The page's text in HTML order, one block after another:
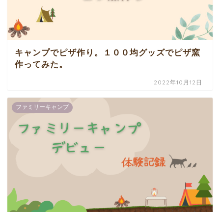
キャンプでピザ作り。１００均グッズでピザ窯
作ってみた。
2022年10月12日
ファミリーキャンプ